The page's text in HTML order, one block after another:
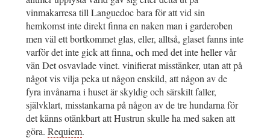
vinmakarresa till Languedoc bara för att vid sin
hemkomst inte direkt finna en naken man i garderoben
men väl ett bortkommet glas, eller, alltså, glaset fanns inte
varför det inte gick att finna, och med det inte heller vår
vän Det osvavlade vinet. vinifierat misstänker, utan att på
något vis vilja peka ut någon enskild, att någon av de
fyra invånarna i huset är skyldig och särskilt faller,
självklart, misstankarna på någon av de tre hundarna för
det känns otänkbart att Hustrun skulle ha med saken att
göra. Requiem.